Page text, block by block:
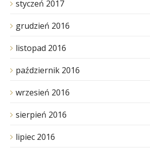
styczeń 2017
grudzień 2016
listopad 2016
październik 2016
wrzesień 2016
sierpień 2016
lipiec 2016